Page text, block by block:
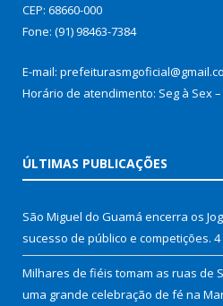
CEP: 68660-000
Fone: (91) 98463-7384
E-mail:
Horário de atendimento: Seg à Sex –
ÚLTIMAS PUBLICAÇÕES
São Miguel do Guamá encerra os
sucesso de público e competições.
Milhares de fiéis tomam as ruas de
uma grande celebração de fé na